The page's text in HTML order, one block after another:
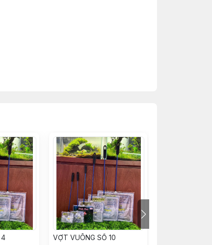
4 VỢT VUÔNG SỐ 10